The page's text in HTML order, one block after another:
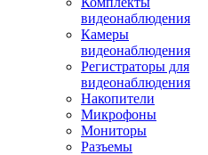
видеонаблюдения
Камеры
видеонаблюдения
Регистраторы для
видеонаблюдения
Накопители
Микрофоны
Мониторы
Разъемы